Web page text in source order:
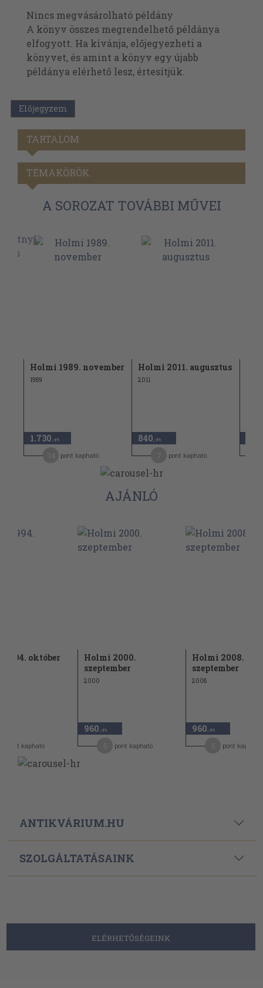
Nincs megvásárolható példány
A könyv összes megrendelhető példánya
elfogyott. Ha kívánja, előjegyezheti a
könyvet, és amint a könyv egy újabb
példánya elérhető lesz, értesítjük.
Előjegyzem
TARTALOM
TÉMAKÖRÖK
A SOROZAT TOVÁBBI MŰVEI
Holmi 1989. november
1989
1.730 ,-Ft
pont kapható
Holmi 2011. augusztus
2011
840 ,-Ft
pont kapható
AJÁNLÓ
1994. október
pont kapható
Holmi 2000.
szeptember
2000
960 ,-Ft
pont kapható
Holmi 2008.
szeptember
2008
960 ,-Ft
pont kapható
ANTIKVÁRIUM.HU
SZOLGÁLTATÁSAINK
ELÉRHETŐSÉGEINK